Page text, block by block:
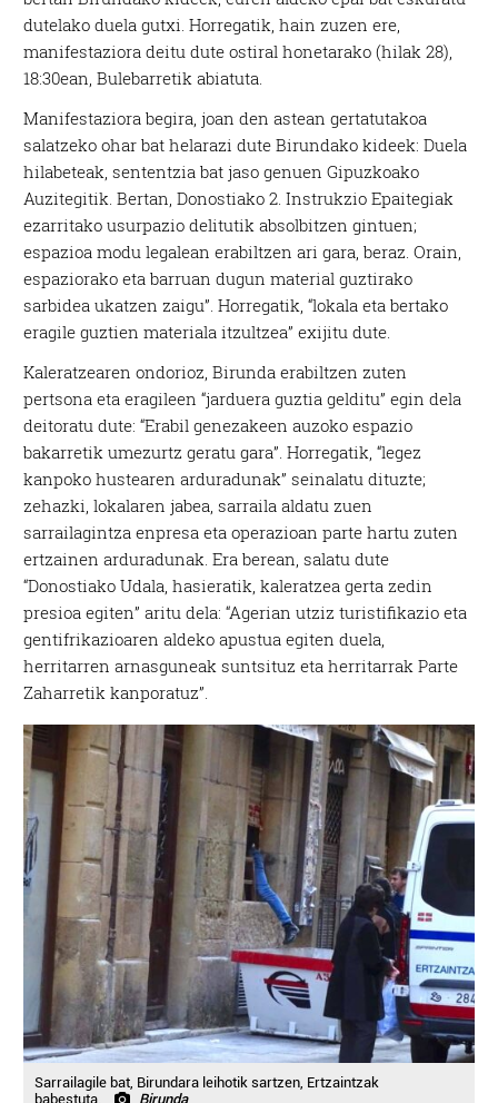
dutelako duela gutxi. Horregatik, hain zuzen ere,
manifestaziora deitu dute ostiral honetarako (hilak 28),
18:30ean, Bulebarretik abiatuta.
Manifestaziora begira, joan den astean gertatutakoa
salatzeko ohar bat helarazi dute Birundako kideek: Duela
hilabeteak, sententzia bat jaso genuen Gipuzkoako
Auzitegitik. Bertan, Donostiako 2. Instrukzio Epaitegiak
ezarritako usurpazio delitutik absolbitzen gintuen;
espazioa modu legalean erabiltzen ari gara, beraz. Orain,
espaziorako eta barruan dugun material guztirako
sarbidea ukatzen zaigu”. Horregatik, “lokala eta bertako
eragile guztien materiala itzultzea” exijitu dute.
Kaleratzearen ondorioz, Birunda erabiltzen zuten
pertsona eta eragileen “jarduera guztia gelditu” egin dela
deitoratu dute: “Erabil genezakeen auzoko espazio
bakarretik umezurtz geratu gara”. Horregatik, “legez
kanpoko hustearen arduradunak” seinalatu dituzte;
zehazki, lokalaren jabea, sarraila aldatu zuen
sarrailagintza enpresa eta operazioan parte hartu zuten
ertzainen arduradunak. Era berean, salatu dute
“Donostiako Udala, hasieratik, kaleratzea gerta zedin
presioa egiten” aritu dela: “Agerian utziz turistifikazio eta
gentifrikazioaren aldeko apustua egiten duela,
herritarren arnasguneak suntsituz eta herritarrak Parte
Zaharretik kanporatuz”.
Sarrailagile bat, Birundara leihotik sartzen, Ertzaintzak
babestuta.
Birunda